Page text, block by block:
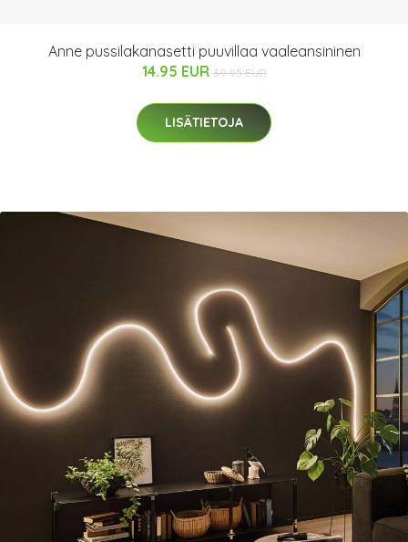
Anne pussilakanasetti puuvillaa vaaleansininen
14.95 EUR 39.95 EUR
LISÄTIETOJA